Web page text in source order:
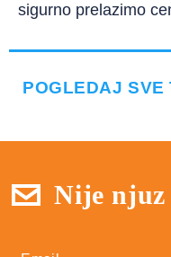
sigurno prelazimo
POGLEDAJ SVE
Nije njuz